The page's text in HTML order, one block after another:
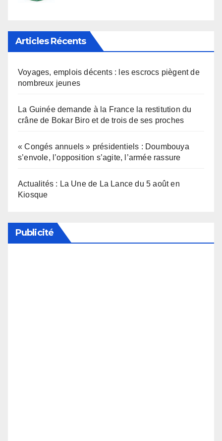
Articles Récents
Voyages, emplois décents : les escrocs piègent de
nombreux jeunes
La Guinée demande à la France la restitution du
crâne de Bokar Biro et de trois de ses proches
« Congés annuels » présidentiels : Doumbouya
s’envole, l’opposition s’agite, l’armée rassure
Actualités : La Une de La Lance du 5 août en
Kiosque
Publicité